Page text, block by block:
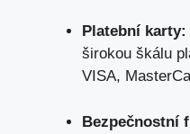
Platební karty:
širokou škálu
VISA,
Bezpečnostní